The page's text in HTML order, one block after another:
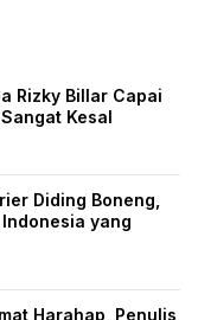
Rizky Billar Capai
Kesal
Diding Boneng,
yang
Harahap, Penulis